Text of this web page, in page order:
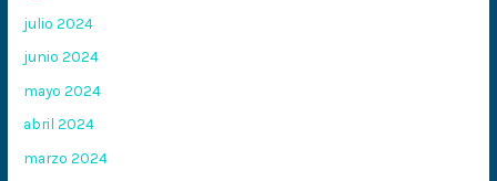
julio 2024
junio 2024
mayo 2024
abril 2024
marzo 2024